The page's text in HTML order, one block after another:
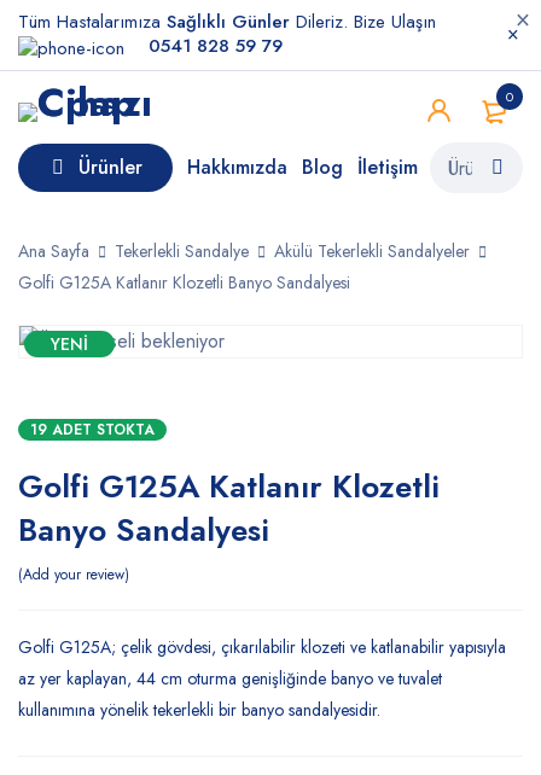
Tüm Hastalarımıza Sağlıklı Günler Dileriz. Bize Ulaşın
0541 828 59 79
0
Ürünler Hakkımızda Blog İletişim
Ana Sayfa Tekerlekli Sandalye
Akülü Tekerlekli Sandalyeler
Golfi G125A Katlanır Klozetli Banyo Sandalyesi
YENI
19 ADET STOKTA
Golfi G125A Katlanır Klozetli
Banyo Sandalyesi
Add your review
Golfi G125A; çelik gövdesi, çıkarılabilir klozeti ve katlanabilir yapısıyla
az yer kaplayan, 44 cm oturma genişliğinde banyo ve tuvalet
kullanımına yönelik tekerlekli bir banyo sandalyesidir.